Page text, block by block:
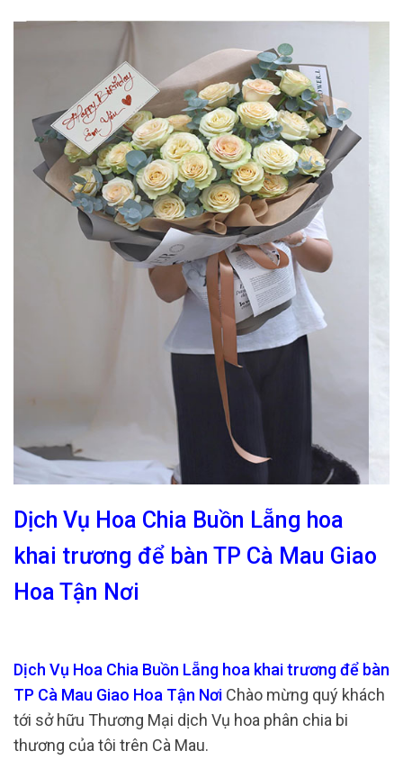
Dịch Vụ Hoa Chia Buồn Lẵng hoa
khai trương để bàn TP Cà Mau Giao
Hoa Tận Nơi
Dịch Vụ Hoa Chia Buồn Lẵng hoa khai trương để bàn
TP Cà Mau Giao Hoa Tận Nơi Chào mừng quý khách
tới sở hữu Thương Mại dịch Vụ hoa phân chia bi
thương của tôi trên Cà Mau.